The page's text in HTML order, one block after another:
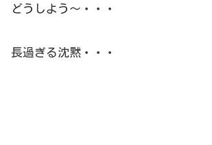
どうしよう～・・・
長過ぎる沈黙・・・